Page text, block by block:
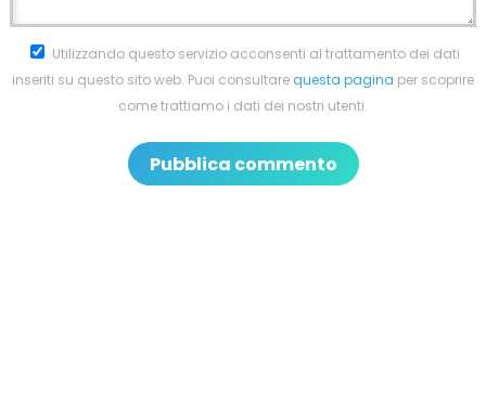
Utilizzando questo servizio acconsenti al trattamento dei dati
inseriti su questo sito web. Puoi consultarequesta pagina per scoprire
come trattiamo i dati dei nostri utenti.